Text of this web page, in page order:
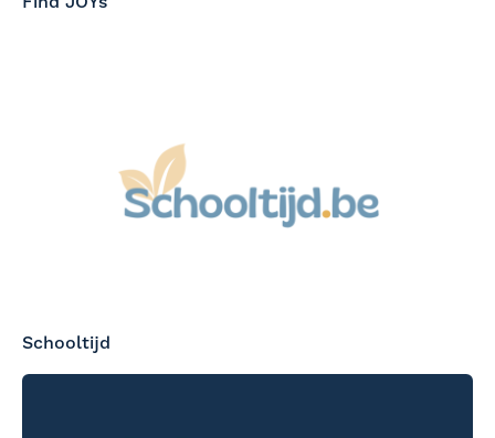
Schooltijd